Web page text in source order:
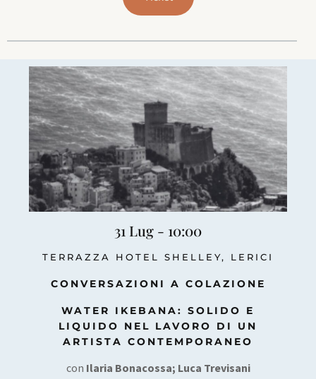
31 Lug - 10:00
TERRAZZA HOTEL SHELLEY, LERICI
CONVERSAZIONI A COLAZIONE
WATER IKEBANA: SOLIDO E
LIQUIDO NEL LAVORO DI UN
ARTISTA CONTEMPORANEO
con Ilaria Bonacossa; Luca Trevisani